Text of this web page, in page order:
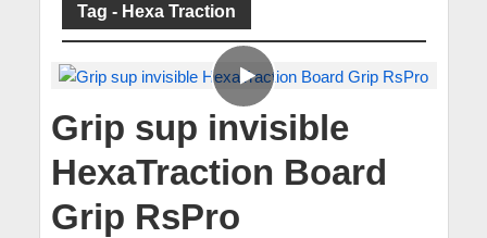
Tag - Hexa Traction
Grip sup invisible
HexaTraction Board
Grip RsPro